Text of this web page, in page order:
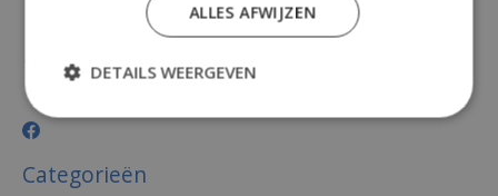
Categorieën
ALLES AFWIJZEN
DETAILS WEERGEVEN